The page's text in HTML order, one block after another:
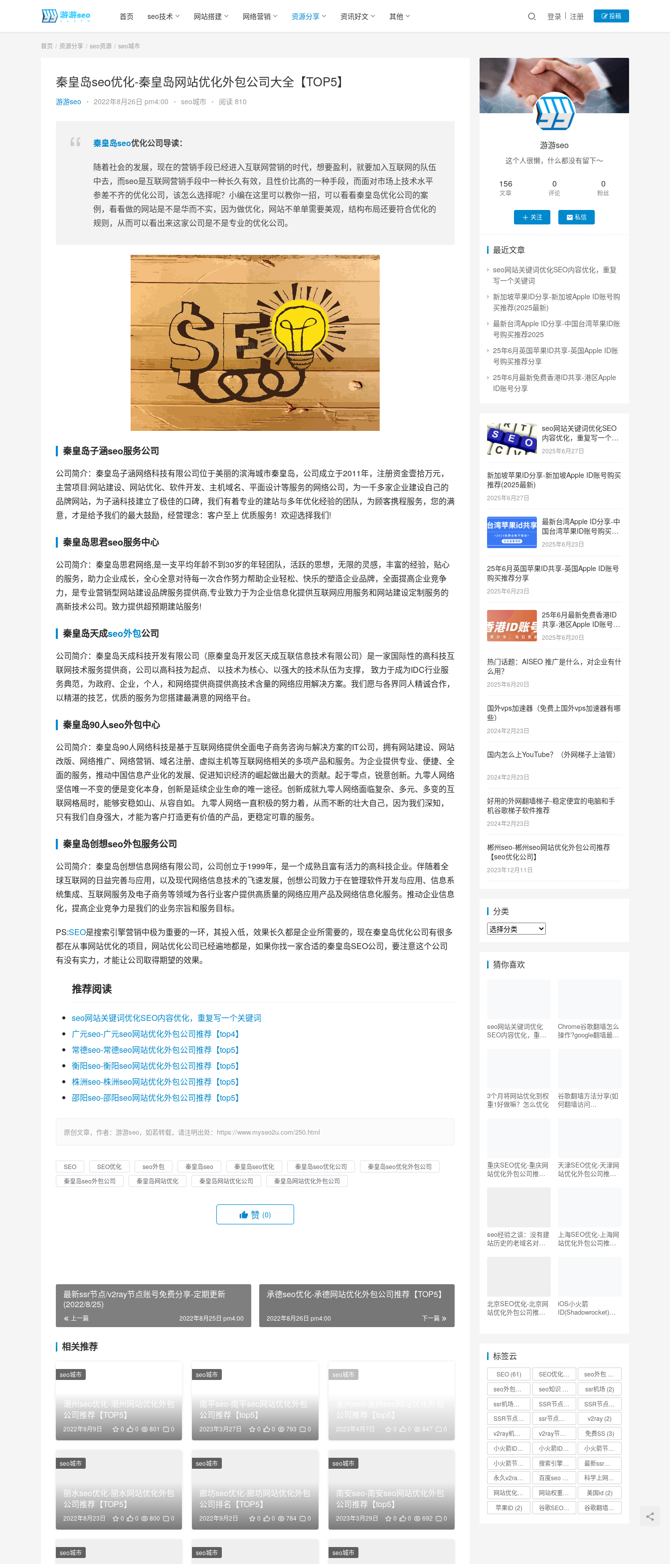
首页 seo技术 网站搭建 网络营销 资源分享 资讯好文 其他 登录 注册 投稿
首页 资源分享 seo资源 seo城市
秦皇岛seo优化-秦皇岛网站优化外包公司大全【TOP5】
游游seo • 2022年8月26日 pm4:00 • seo城市 • 阅读 810
秦皇岛seo优化公司导读：
随着社会的发展，现在的营销手段已经进入互联网营销的时代，想要盈利，就要加入互联网的队伍
中去，而seo是互联网营销手段中一种长久有效，且性价比高的一种手段，而面对市场上技术水平
参差不齐的优化公司，该怎么选择呢？小编在这里可以教你一招，可以看看秦皇岛优化公司的案
例，看看做的网站是不是华而不实，因为做优化，网站不单单需要美观，结构布局还要符合优化的
规则，从而可以看出来这家公司是不是专业的优化公司。
秦皇岛子涵seo服务公司
公司简介：秦皇岛子涵网络科技有限公司位于美丽的滨海城市秦皇岛，公司成立于2011年，注册资金壹拾万元，
主营项目:网站建设、网站优化、软件开发、主机域名、平面设计等服务的网络公司，为一千多家企业建设自己的
品牌网站，为子涵科技建立了极佳的口碑，我们有着专业的建站与多年优化经验的团队，为顾客携程服务，您的满
意，才是给予我们的最大鼓励，经营理念：客户至上 优质服务！欢迎选择我们!
秦皇岛思君seo服务中心
公司简介：秦皇岛思君网络,是一支平均年龄不到30岁的年轻团队，活跃的思想，无限的灵感，丰富的经验，贴心
的服务，助力企业成长，全心全意对待每一次合作努力帮助企业轻松、快乐的塑造企业品牌，全面提高企业竞争
力，是专业营销型网站建设品牌服务提供商,专业致力于为企业信息化提供互联网应用服务和网站建设定制服务的
高新技术公司。致力提供超预期建站服务!
秦皇岛天成seo外包公司
公司简介：秦皇岛天成科技开发有限公司（原秦皇岛开发区天成互联信息技术有限公司）是一家国际性的高科技互
联网技术服务提供商，公司以高科技为起点、 以技术为核心、以强大的技术队伍为支撑， 致力于成为IDC行业服
务典范，为政府、企业，个人，和网络提供商提供高技术含量的网络应用解决方案。我们愿与各界同人精诚合作，
以精湛的技艺，优质的服务为您搭建最满意的网络平台。
秦皇岛90人seo外包中心
公司简介：秦皇岛90人网络科技是基于互联网络提供全面电子商务咨询与解决方案的IT公司，拥有网站建设、网站
改版、网络推广、网络营销、域名注册、虚拟主机等互联网络相关的多项产品和服务。为企业提供专业、便捷、全
面的服务，推动中国信息产业化的发展、促进知识经济的崛起做出最大的贡献。起于零点，锐意创新。九零人网络
坚信唯一不变的便是变化本身，创新是延续企业生命的唯一途径。创新成就九零人网络面临复杂、多元、多变的互
联网格局时，能够安稳如山、从容自如。 九零人网络一直积极的努力着，从而不断的壮大自己，因为我们深知，
只有我们自身强大，才能为客户打造更有价值的产品，更稳定可靠的服务。
秦皇岛创想seo外包服务公司
公司简介：秦皇岛创想信息网络有限公司，公司创立于1999年，是一个成熟且富有活力的高科技企业。伴随着全
球互联网的日益完善与应用，以及现代网络信息技术的飞速发展，创想公司致力于在管理软件开发与应用、信息系
统集成、互联网服务及电子商务等领域为各行业客户提供高质量的网络应用产品及网络信息化服务。推动企业信息
化，提高企业竞争力是我们的业务宗旨和服务目标。
PS:SEO是搜索引擎营销中极为重要的一环，其投入低，效果长久都是企业所需要的，现在秦皇岛优化公司有很多
都在从事网站优化的项目，网站优化公司已经遍地都是，如果你找一家合适的秦皇岛SEO公司，要注意这个公司
有没有实力，才能让公司取得期望的效果。
推荐阅读
seo网站关键词优化SEO内容优化，重复写一个关键词
广元seo-广元seo网站优化外包公司推荐【top4】
常德seo-常德seo网站优化外包公司推荐【top5】
衡阳seo-衡阳seo网站优化外包公司推荐【top5】
株洲seo-株洲seo网站优化外包公司推荐【top5】
邵阳seo-邵阳seo网站优化外包公司推荐【top5】
原创文章，作者：游游seo，如若转载，请注明出处：https://www.myseo2u.com/250.html
SEO SEO优化 seo外包 秦皇岛seo 秦皇岛seo优化 秦皇岛seo优化公司
秦皇岛seo优化外包公司
秦皇岛seo外包公司
秦皇岛网站优化 秦皇岛网站优化公司 秦皇岛网站优化外包公司
赞 (0)
最新ssr节点/v2ray节点账号免费分享-定期更新
(2022/8/25)
上一篇 2022年8月25日 pm4:00
承德seo优化-承德网站优化外包公司推荐【TOP5】
下一篇
2022年8月26日 pm4:00
相关推荐
潮州seo优化-潮州网站优化外包
公司推荐【TOP5】
2022年9月9日 0 0 801 0
seo城市
南平seo-南平seo网站优化外包
公司推荐【top5】
2023年3月27日 0 0 793 0
seo城市
公司推荐【top5】
2023年4月7日 0 0 847 0
seo城市
丽水seo优化-丽水网站优化外包
公司推荐【TOP5】
2022年8月23日 0 0 800 0
seo城市
廊坊seo优化-廊坊网站优化外包
公司排名【TOP5】
2022年9月2日 0 0 784 0
seo城市
南安seo-南安seo网站优化外包
公司推荐【top5】
2023年3月29日 0 0 692 0
seo城市
seo城市 seo城市 seo城市
游游seo
这个人很懒，什么都没有留下～
156
文章
0
评论
0
粉丝
关注 私信
最近文章
seo网站关键词优化SEO内容优化，重复
写一个关键词
新加坡苹果ID分享-新加坡Apple ID账号购
买推荐(2025最新)
最新台湾Apple ID分享-中国台湾苹果ID账
号购买推荐2025
25年6月英国苹果ID共享-英国Apple ID账
号购买推荐分享
25年6月最新免费香港ID共享-港区Apple
ID账号分享
seo网站关键词优化SEO
内容优化，重复写一个关
键词
2025年6月27日
新加坡苹果ID分享-新加坡Apple ID账号购买
推荐(2025最新)
2025年6月27日
最新台湾Apple ID分享-中
国台湾苹果ID账号购买推
荐2025
2025年6月23日
25年6月英国苹果ID共享-英国Apple ID账号
购买推荐分享
2025年6月23日
25年6月最新免费香港ID
共享-港区Apple ID账号分
享
2025年6月20日
热门话题：AISEO 推广是什么，对企业有什
么用？
2025年6月20日
国外vps加速器（免费上国外vps加速器有哪
些）
2024年2月23日
国内怎么上YouTube？（外网梯子上油管）
2024年2月23日
好用的外网翻墙梯子-稳定便宜的电脑和手
机谷歌梯子软件推荐
2024年2月23日
郴州seo-郴州seo网站优化外包公司推荐
【seo优化公司】
2023年12月11日
分类
分
类
猜你喜欢
seo网站关键词优化
SEO内容优化，重复
Chrome谷歌翻墙怎么
操作?google翻墙最简
3个月将网站优化到权
重1好做嘛？怎么优化
谷歌翻墙方法分享(如
何翻墙访问
重庆SEO优化-重庆网
站优化外包公司推荐
天津SEO优化-天津网
站优化外包公司推荐
seo经验之谈：没有建
站历史的老域名对
上海SEO优化-上海网
站优化外包公司推荐
北京SEO优化-北京网
站优化外包公司推荐
iOS小火箭
ID(Shadowrocket)账
标签云
SEO(61) seo外包
seo知识 ssr机场 (2)
v2ray (2)
免费SS (3)
(2)
(2)百度seo
美国id (2)
苹果ID (2)